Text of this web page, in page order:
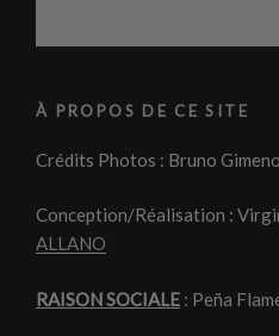
À PROPOS DE CE SITE
Crédits Photos : Bruno Gimeno
Conception/Réalisation :
ALLANO
RAISON SOCIALE : Peña